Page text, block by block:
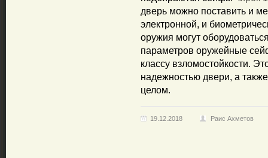
дверь можно поставить и
электронной, и
оружия могут
параметров оружейные
классу взломостойкости.
надежностью двери, а
целом.
19.12.2018 Раис Ахметов